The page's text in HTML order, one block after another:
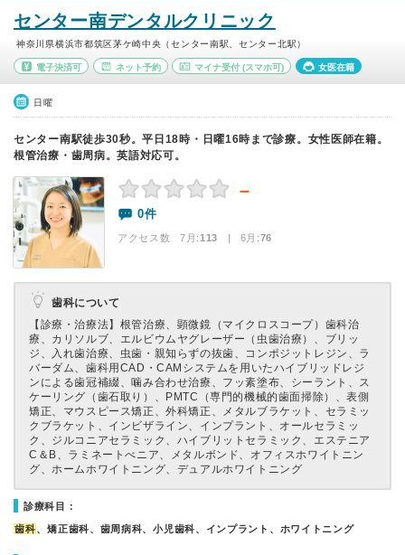
センター南デンタルクリニック
神奈川県横浜市都筑区茅ケ崎中央（センター南駅、センター北駅）
電子決済可 ネット予約 マイナ受付 (スマホ可) 女医在籍
日曜
センター南駅徒歩30秒。平日18時・日曜16時まで診療。女性医師在籍。
根管治療・歯周病。英語対応可。
－
0件
アクセス数 7月:113 | 6月:76
歯科について
【診療・治療法】 根管治療、顕微鏡（マイクロスコープ）歯科治
療、カリソルブ、エルビウムヤグレーザー（虫歯治療）、ブリッ
ジ、入れ歯治療、虫歯・親知らずの抜歯、コンポジットレジン、ラ
バーダム、歯科用CAD・CAMシステムを用いたハイブリッドレジ
ンによる歯冠補綴、噛み合わせ治療、フッ素塗布、シーラント、ス
ケーリング（歯石取り）、PMTC（専門的機械的歯面掃除）、表側
矯正、マウスピース矯正、外科矯正、メタルブラケット、セラミッ
クブラケット、インビザライン、インプラント、オールセラミッ
ク、ジルコニアセラミック、ハイブリットセラミック、エステニア
C＆B、ラミネートべニア、メタルボンド、オフィスホワイトニン
グ、ホームホワイトニング、デュアルホワイトニング
診療科目：
歯科、矯正歯科、歯周病科、小児歯科、インプラント、ホワイトニング